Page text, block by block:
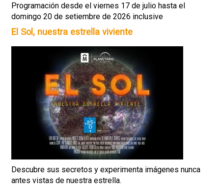
Programación desde el viernes 17 de julio hasta el
domingo 20 de setiembre de 2026 inclusive
El Sol, nuestra estrella viviente
Descubre sus secretos y experimenta imágenes nunca
antes vistas de nuestra estrella.